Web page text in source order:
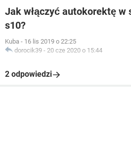
Jak włączyć autokorektę w
s10?
Kuba - 16 lis 2019 o 22:25
dorocik39 - 20 cze 2020 o 15:44
2 odpowiedzi